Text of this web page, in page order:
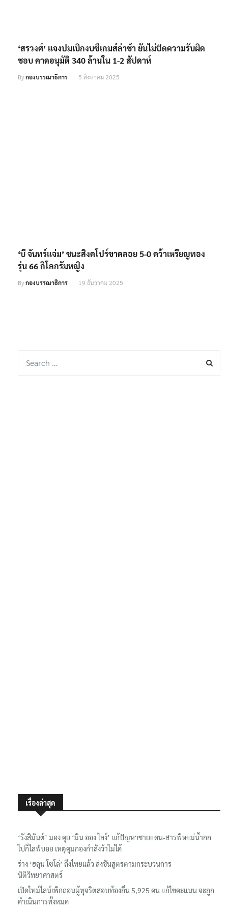
‘สรวงศ์’ แจงปมเบิกงบซีเกมส์ล่าช้า ยันไม่ปัดความรับผิด
ชอบ คาดอนุมัติ 340 ล้านใน 1-2 สัปดาห์
Byกองบรรณาธิการ 5 สิงหาคม 2025
‘บี จันทร์แจ่ม’ ชนะสิงคโปร์ขาดลอย 5-0 คว้าเหรียญทอง
รุ่น 66 กิโลกรัมหญิง
Byกองบรรณาธิการ 19 ธันวาคม 2025
เรื่องล่าสุด
‘รังสิมันต์’ มอง คุย ‘มิน ออง ไลง์’ แก้ปัญหาชายแดน-สารพิษแม่น้ำกก
ไปก็ไลฟ์บอย เหตุคุมกองกำลังว้าไม่ได้
ร่าง ‘ฮลุน โซโล่’ ถึงไทยแล้ว ส่งชันสูตรตามกระบวนการ
นิติวิทยาศาสตร์
เปิดไทม์ไลน์เพิกถอนผู้ทุจริตสอบท้องถิ่น 5,925 คน แก้ไขคะแนน จะถูก
ดำเนินการทั้งหมด